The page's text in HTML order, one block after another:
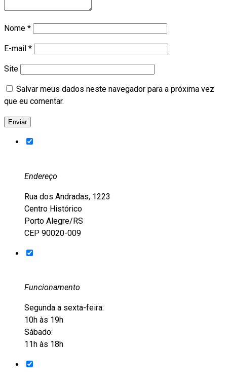
Nome *
E-mail *
Site
Salvar meus dados neste navegador para a próxima vez
que eu comentar.
Endereço
Rua dos Andradas, 1223
Centro Histórico
Porto Alegre/RS
CEP 90020-009
Funcionamento
Segunda a sexta-feira:
10h às 19h
Sábado:
11h às 18h